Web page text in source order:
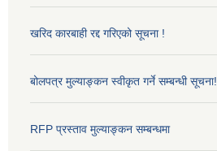
खरिद कारबाही रद्द गरिएको सूचना !
बोलपत्र मुल्याङ्कन स्वीकृत गर्ने सम्बन्धी सूचना!
RFP प्रस्ताव मुल्याङ्कन सम्बन्धमा